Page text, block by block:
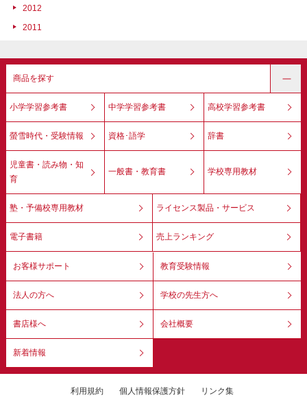
2012
2011
商品を探す
小学学習参考書 中学学習参考書 高校学習参考書
螢雪時代・受験情報 資格･語学 辞書
児童書・読み物・知
育
一般書・教育書 学校専用教材
塾・予備校専用教材 ライセンス製品・サービス
電子書籍 売上ランキング
お客様サポート 教育受験情報
法人の方へ 学校の先生方へ
書店様へ 会社概要
新着情報
利用規約 個人情報保護方針 リンク集